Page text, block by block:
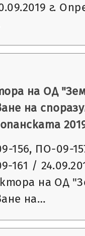
г.
на ОД
на
ПО-09-
161 /
на ОД
на…